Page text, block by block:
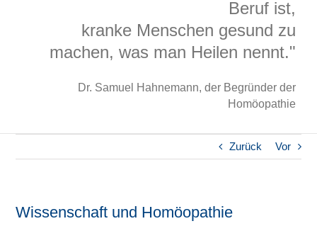
Beruf ist,
kranke Menschen gesund zu
machen, was man Heilen nennt."
Dr. Samuel Hahnemann, der Begründer der
Homöopathie
Zurück Vor
Wissenschaft und Homöopathie